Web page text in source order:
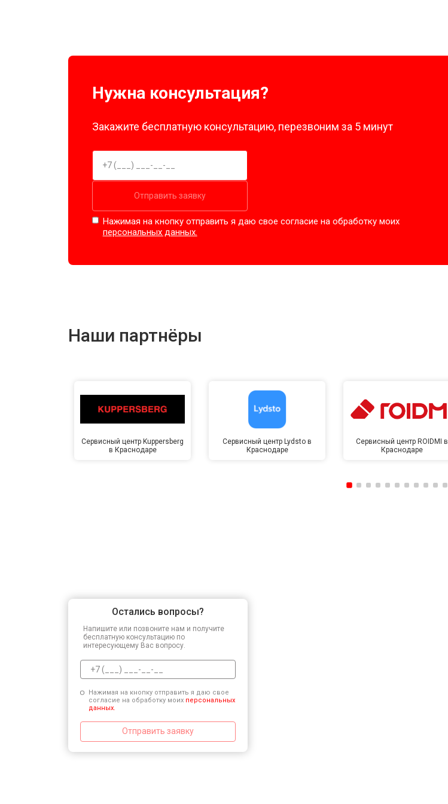
Нужна консультация?
Закажите бесплатную консультацию, перезвоним за 5 минут
Отправить заявку
Нажимая на кнопку отправить я даю свое согласие на обработку моих
персональных данных.
Наши партнёры
Сервисный центр Kuppersberg
в Краснодаре
Сервисный центр Lydsto в
Краснодаре
Сервисный центр ROIDMI в
Краснодаре
Остались вопросы?
Напишите или позвоните нам и получите
бесплатную консультацию по
интересующему Вас вопросу.
Нажимая на кнопку отправить я даю свое
согласие на обработку моих персональных
данных.
Отправить заявку